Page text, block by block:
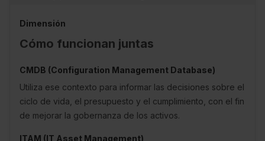
Cómo funcionan juntas
Utiliza ese contexto para informar las decisiones sobre el
ciclo de vida, el presupuesto y el cumplimiento, con el fin
de mejorar la gobernanza de los activos.